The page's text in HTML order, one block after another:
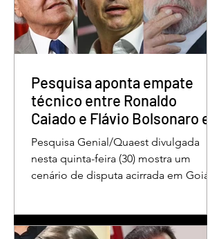
Águas Lindas inaugura
nova sede da APAE e
passa a ser referência
Pesquisa aponta empate
técnico entre Ronaldo
Caiado e Flávio Bolsonaro em
Goiás
Pesquisa Genial/Quaest divulgada
nesta quinta-feira (30) mostra um
cenário de disputa acirrada em Goiás
aparece com 33% das intenções de